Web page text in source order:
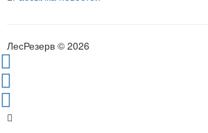
ЛесРезерв © 2026